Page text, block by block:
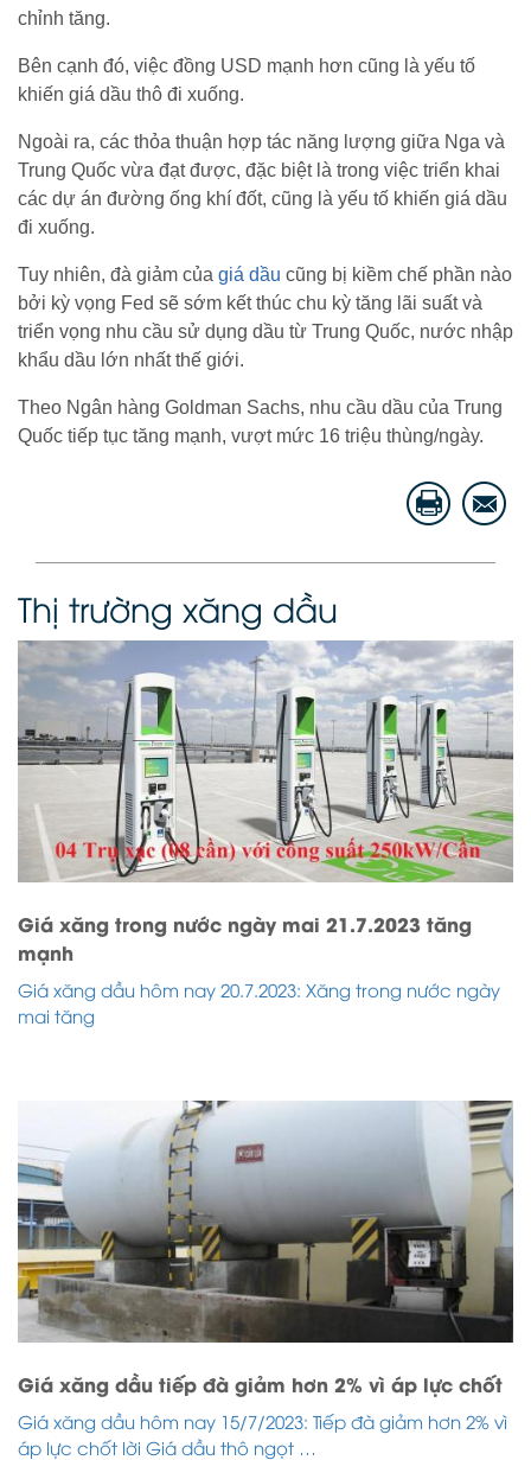
chỉnh tăng.
Bên cạnh đó, việc đồng USD mạnh hơn cũng là yếu tố
khiến giá dầu thô đi xuống.
Ngoài ra, các thỏa thuận hợp tác năng lượng giữa Nga và
Trung Quốc vừa đạt được, đặc biệt là trong việc triển khai
các dự án đường ống khí đốt, cũng là yếu tố khiến giá dầu
đi xuống.
Tuy nhiên, đà giảm của giá dầu cũng bị kiềm chế phần nào
bởi kỳ vọng Fed sẽ sớm kết thúc chu kỳ tăng lãi suất và
triển vọng nhu cầu sử dụng dầu từ Trung Quốc, nước nhập
khẩu dầu lớn nhất thế giới.
Theo Ngân hàng Goldman Sachs, nhu cầu dầu của Trung
Quốc tiếp tục tăng mạnh, vượt mức 16 triệu thùng/ngày.
Thị trường xăng dầu
Giá xăng trong nước ngày mai 21.7.2023 tăng
mạnh
Giá xăng dầu hôm nay 20.7.2023: Xăng trong nước ngày
mai tăng
Giá xăng dầu tiếp đà giảm hơn 2% vì áp lực chốt
Giá xăng dầu hôm nay 15/7/2023: Tiếp đà giảm hơn 2% vì
áp lực chốt lời Giá dầu thô ngọt …